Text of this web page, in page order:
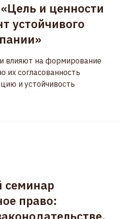
и ценности
устойчивого
влияют на формирование
их согласованность
и устойчивость
семинар
право: